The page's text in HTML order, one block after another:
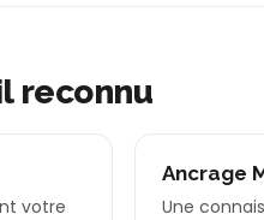
reconnu
votre
Ancrage
Une